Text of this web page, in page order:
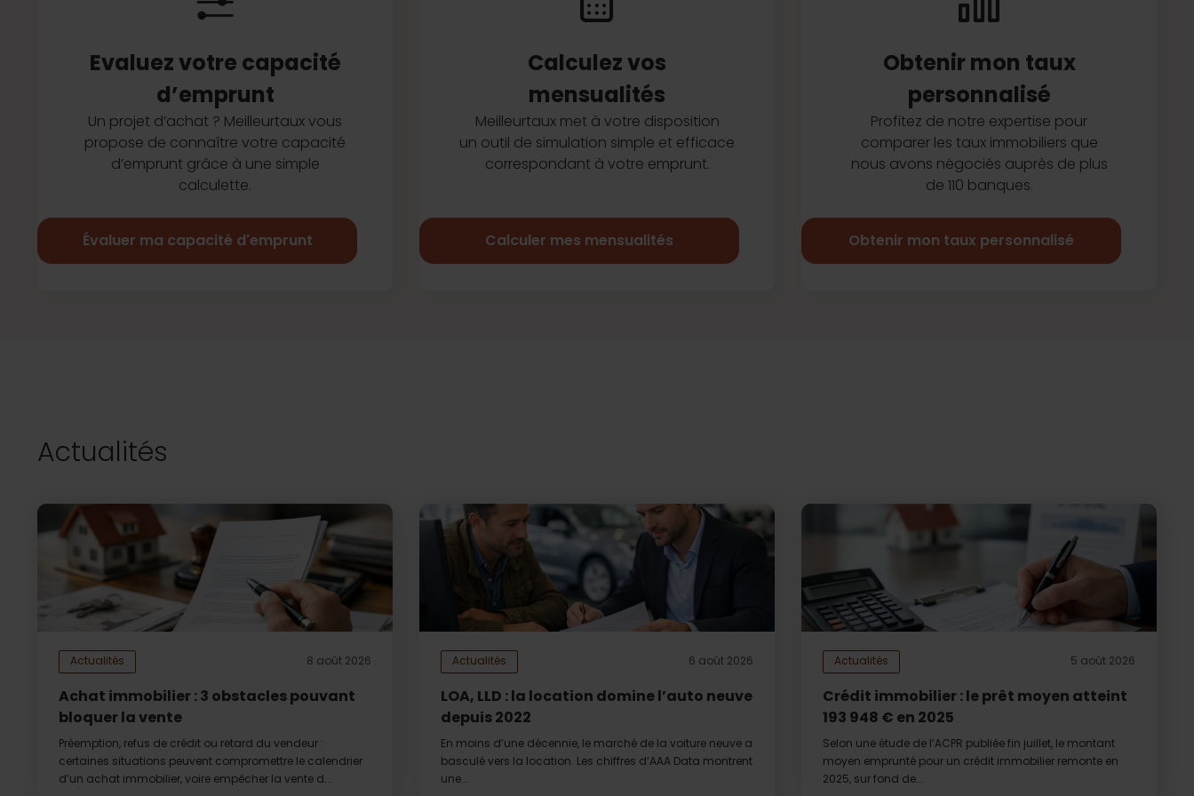
Evaluez votre capacité
d’emprunt
Un projet d’achat ? Meilleurtaux vous
propose de connaître votre capacité
d’emprunt grâce à une simple
calculette.
Évaluer ma capacité d'emprunt
Calculez vos
mensualités
Meilleurtaux met à votre disposition
un outil de simulation simple et efficace
correspondant à votre emprunt.
Calculer mes mensualités
Obtenir mon taux
personnalisé
Profitez de notre expertise pour
comparer les taux immobiliers que
nous avons négociés auprès de plus
de 110 banques.
Obtenir mon taux personnalisé
Actualités
Actualités 8 août 2026
Achat immobilier : 3 obstacles pouvant
bloquer la vente
Préemption, refus de crédit ou retard du vendeur :
certaines situations peuvent compromettre le calendrier
d’un achat immobilier, voire empêcher la vente d...
Actualités 6 août 2026
LOA, LLD : la location domine l’auto neuve
depuis 2022
En moins d’une décennie, le marché de la voiture neuve a
basculé vers la location. Les chiffres d’AAA Data montrent
une...
Actualités 5 août 2026
Crédit immobilier : le prêt moyen atteint
193 948 € en 2025
Selon une étude de l’ACPR publiée fin juillet, le montant
moyen emprunté pour un crédit immobilier remonte en
2025, sur fond de...